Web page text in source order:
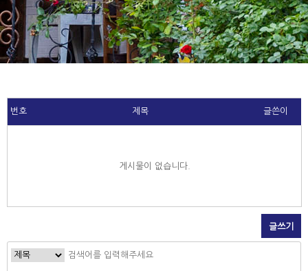
번호 제목 글쓴이
게시물이 없습니다.
글쓰기